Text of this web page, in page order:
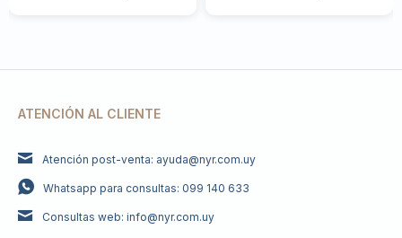
ATENCIÓN AL CLIENTE
Atención post-venta: ayuda@nyr.com.uy
Whatsapp para consultas: 099 140 633
Consultas web: info@nyr.com.uy